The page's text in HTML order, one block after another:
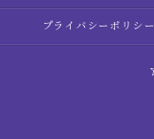
プライバシーポリシー